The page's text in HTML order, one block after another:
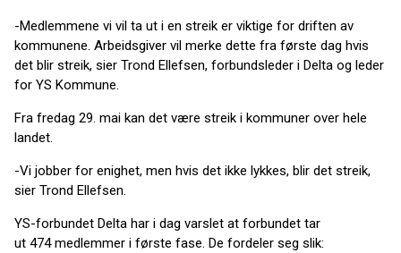
-Medlemmene vi vil ta ut i en streik er viktige for driften av
kommunene. Arbeidsgiver vil merke dette fra første dag hvis
det blir streik, sier Trond Ellefsen, forbundsleder i Delta og leder
for YS Kommune.
Fra fredag 29. mai kan det være streik i kommuner over hele
landet.
-Vi jobber for enighet, men hvis det ikke lykkes, blir det streik,
sier Trond Ellefsen.
YS-forbundet Delta har i dag varslet at forbundet tar
ut 474 medlemmer i første fase. De fordeler seg slik: